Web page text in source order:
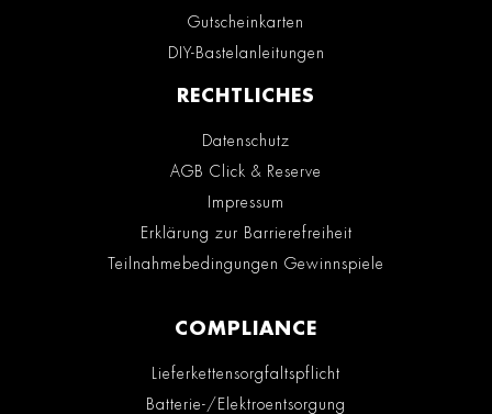
Gutscheinkarten
DIY-Bastelanleitungen
RECHTLICHES
Datenschutz
AGB Click & Reserve
Impressum
Erklärung zur Barrierefreiheit
Teilnahmebedingungen Gewinnspiele
COMPLIANCE
Lieferkettensorgfaltspflicht
Batterie-/Elektroentsorgung